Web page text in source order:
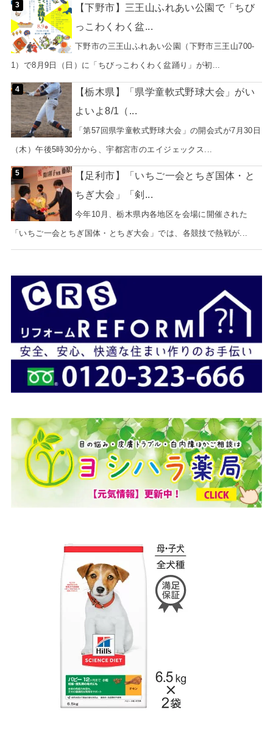
【下野市】三王山ふれあい公園で「ちび
っこわくわく盆...
下野市の三王山ふれあい公園（下野市三王山700-
1）で8月9日（日）に「ちびっこわくわく盆踊り」が初...
【栃木県】「県学童軟式野球大会」がい
よいよ8/1（...
「第57回県学童軟式野球大会」の開会式が7月30日
（木）午後5時30分から、宇都宮市のエイジェックス...
【足利市】「いちご一会とちぎ国体・と
ちぎ大会」「剣...
今年10月、栃木県内各地区を会場に開催された
「いちご一会とちぎ国体・とちぎ大会」では、各競技で熱戦が...